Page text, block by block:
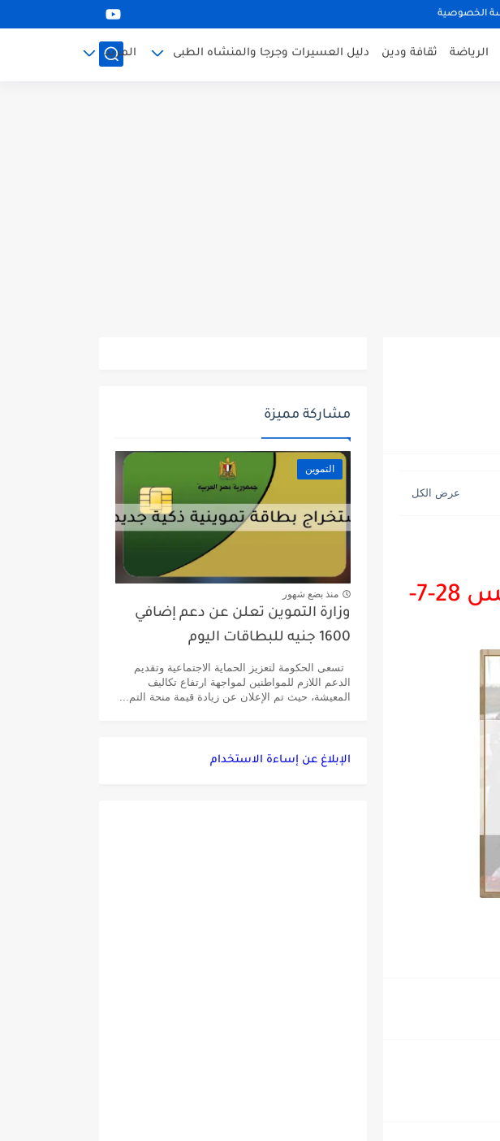
الخصوصية
الرياضة ثقافة ودين دليل العسيرات وجرجا والمنشاه الطبى المزيد
ستُتاح النتيجة الساعة الثانية ظهر يوم الخميس 28-7-
مشاركة مميزة
التموين
منذ بضع شهور
وزارة التموين تعلن عن دعم إضافي
1600 جنيه للبطاقات اليوم
تسعى الحكومة لتعزيز الحماية الاجتماعية وتقديم
الدعم اللازم للمواطنين لمواجهة ارتفاع تكاليف
المعيشة، حيث تم الإعلان عن زيادة قيمة منحة التم...
الإبلاغ عن إساءة الاستخدام